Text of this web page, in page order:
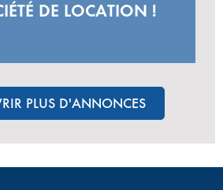
DE LOCATION !
PLUS D'ANNONCES